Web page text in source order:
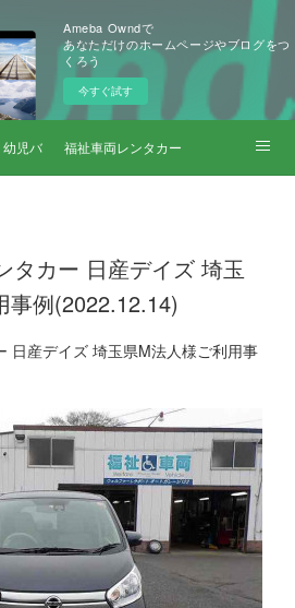
Ameba Owndで
あなただけのホームページやブログをつ
くろう
今すぐ試す
児バス レンタカー
福祉車両レンタカー
タカー 日産デイズ 埼玉
事例(2022.12.14)
日産デイズ 埼玉県M法人様ご利用事